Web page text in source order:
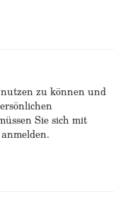
zu können und
Sie sich mit